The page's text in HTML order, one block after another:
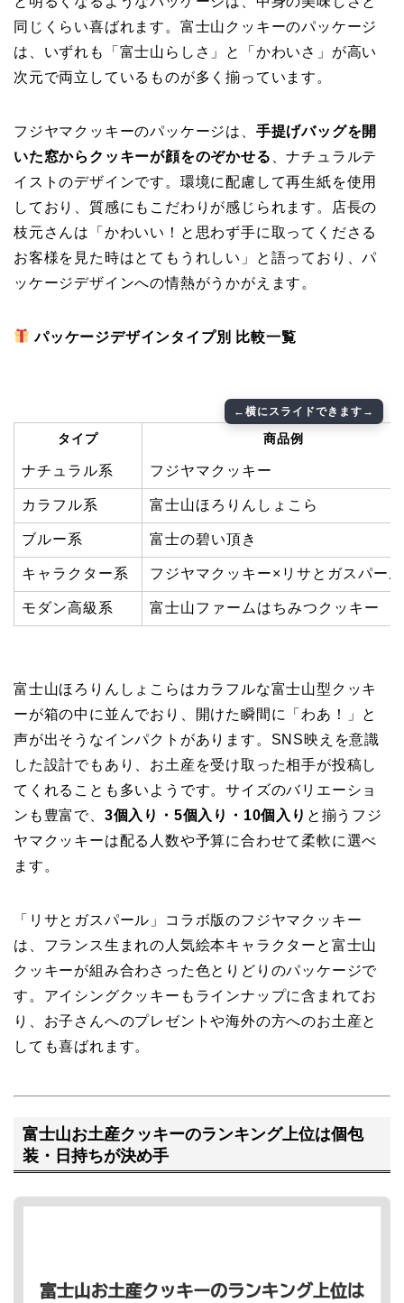
同じくらい喜ばれます。富士山クッキーのパッケージ
は、いずれも「富士山らしさ」と「かわいさ」が高い
次元で両立しているものが多く揃っています。
フジヤマクッキーのパッケージは、 手提げバッグを開
いた窓からクッキーが顔をのぞかせる 、ナチュラルテ
イストのデザインです。環境に配慮して再生紙を使用
しており、質感にもこだわりが感じられます。店長の
枝元さんは「かわいい！と思わず手に取ってくださる
お客様を見た時はとてもうれしい」と語っており、パ
ッケージデザインへの情熱がうかがえます。
パッケージデザインタイプ別 比較一覧
タイプ 商品例
ナチュラル系 フジヤマクッキー
カラフル系 富士山ほろりんしょこら
ブルー系 富士の碧い頂き
キャラクター系 フジヤマクッキー×リサとガスパール
モダン高級系 富士山ファームはちみつクッキー
富士山ほろりんしょこらはカラフルな富士山型クッキ
ーが箱の中に並んでおり、開けた瞬間に「わあ！」と
声が出そうなインパクトがあります。SNS映えを意識
した設計でもあり、お土産を受け取った相手が投稿し
てくれることも多いようです。サイズのバリエーショ
ンも豊富で、 3個入り・5個入り・10個入り と揃うフジ
ヤマクッキーは配る人数や予算に合わせて柔軟に選べ
ます。
「リサとガスパール」コラボ版のフジヤマクッキー
は、フランス生まれの人気絵本キャラクターと富士山
クッキーが組み合わさった色とりどりのパッケージで
す。アイシングクッキーもラインナップに含まれてお
り、お子さんへのプレゼントや海外の方へのお土産と
しても喜ばれます。
富士山お土産クッキーのランキング上位は個包
装・日持ちが決め手